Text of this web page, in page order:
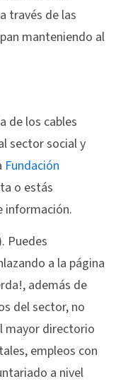
través de las
manteniendo al
de los cables
sector social y
Fundación
o estás
información.
Puedes
a la página
además de
del sector, no
mayor directorio
empleos con
a nivel